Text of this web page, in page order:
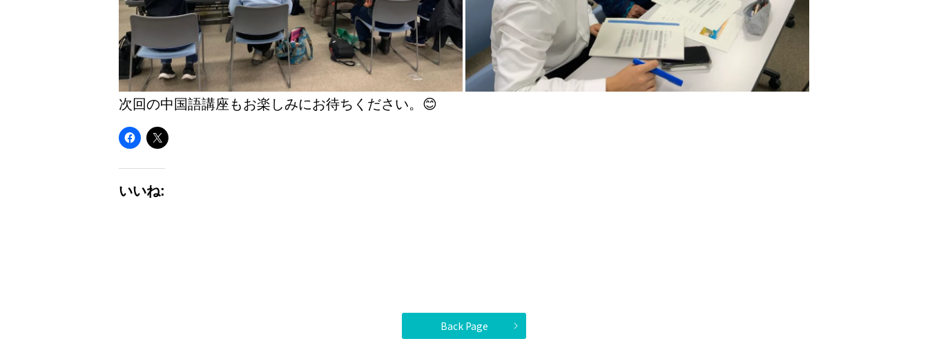
次回の中国語講座もお楽しみにお待ちください。😊
いいね:
Back Page